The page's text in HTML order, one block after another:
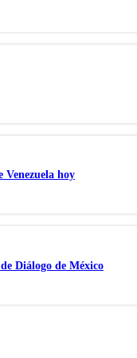
Venezuela hoy
Diálogo de México